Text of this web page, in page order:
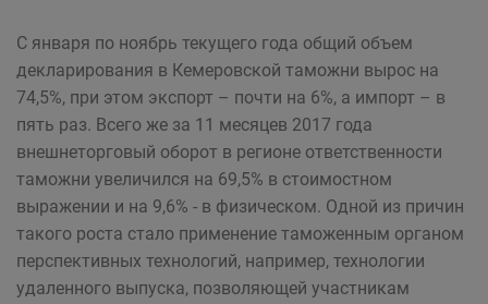
С января по ноябрь текущего года общий объем
декларирования в Кемеровской таможни вырос на
74,5%, при этом экспорт – почти на 6%, а импорт – в
пять раз. Всего же за 11 месяцев 2017 года
внешнеторговый оборот в регионе ответственности
таможни увеличился на 69,5% в стоимостном
выражении и на 9,6% - в физическом. Одной из причин
такого роста стало применение таможенным органом
перспективных технологий, например, технологии
удаленного выпуска, позволяющей участникам